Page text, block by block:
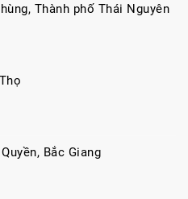
Thành phố Thái Nguyên
Bắc Giang